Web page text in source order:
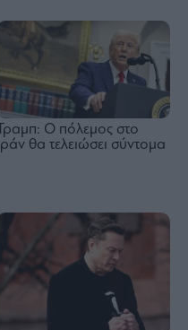
Τραμπ: Ο πόλεμος στο
Ιράν θα τελειώσει σύντομα